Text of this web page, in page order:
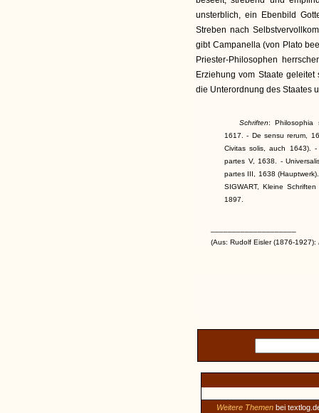
unsterblich, ein Ebenbild
Streben nach
gibt Campanella (von Plato
Priester-Philosophen
Erziehung vom Staate
die Unterordnung des Staates
Schriften: Philosophia
1617. - De sensu rerum,
Civitas solis, auch 1643).
partes V, 1638. -
partes III, 1638
SIGWART, Kleine
1897.
(Aus: Rudolf Eisler (1876-1927):
Weitere Themen bei